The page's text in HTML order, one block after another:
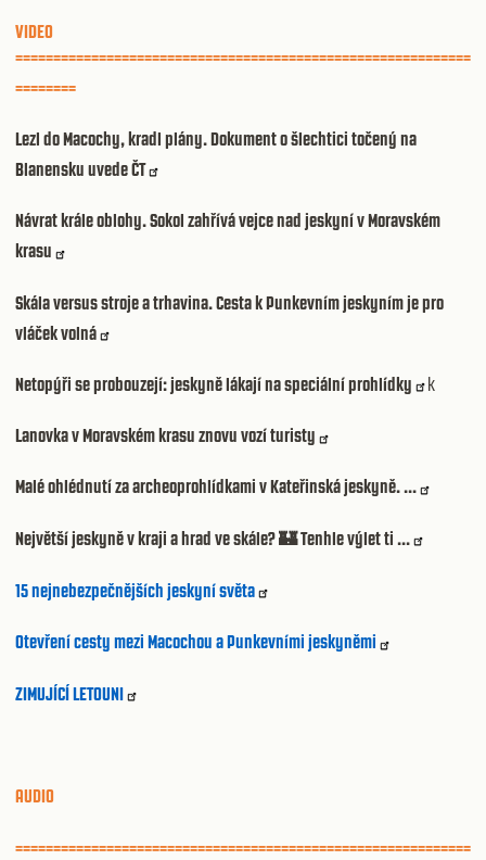
VIDEO
============================================================
========
Lezl do Macochy, kradl plány. Dokument o šlechtici točený na
Blanensku uvede ČT
Návrat krále oblohy. Sokol zahřívá vejce nad jeskyní v Moravském
krasu
Skála versus stroje a trhavina. Cesta k Punkevním jeskyním je pro
vláček volná
Netopýři se probouzejí: jeskyně lákají na speciální prohlídky k
Lanovka v Moravském krasu znovu vozí turisty
Malé ohlédnutí za archeoprohlídkami v Kateřinská jeskyně. ...
Největší jeskyně v kraji a hrad ve skále?🏰Tenhle výlet ti ...
15 nejnebezpečnějších jeskyní světa
Otevření cesty mezi Macochou a Punkevními jeskyněmi
ZIMUJÍCÍ LETOUNI
AUDIO
============================================================